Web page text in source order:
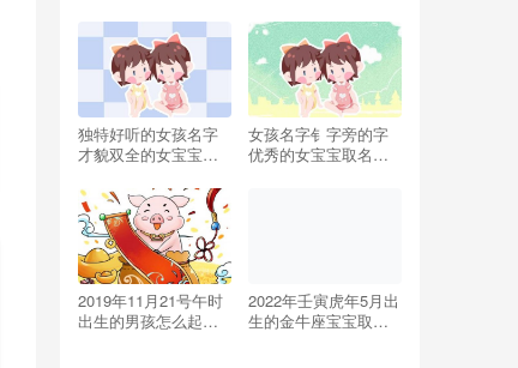
独特好听的女孩名字
才貌双全的女宝宝起
女孩名字钅字旁的字
优秀的女宝宝取名合
2019年11月21号午时
出生的男孩怎么起名
2022年壬寅虎年5月出
生的金牛座宝宝取名